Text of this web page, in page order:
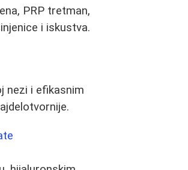
PRP tretman,
i iskustva.
nezi i efikasnim